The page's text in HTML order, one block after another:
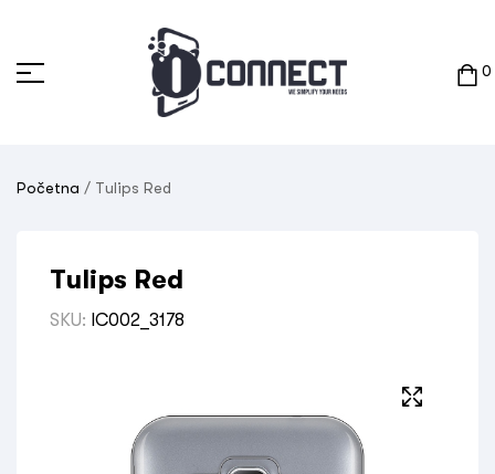
0
Početna / Tulips Red
Tulips Red
SKU: IC002_3178